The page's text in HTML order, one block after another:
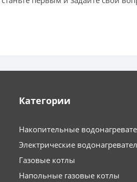
Категории
Накопительные
Электрические
Газовые котлы
Напольные газовые котлы